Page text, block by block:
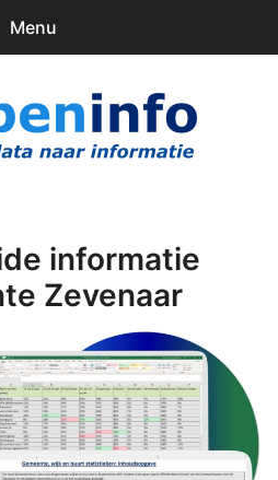
Menu
informatie
Zevenaar